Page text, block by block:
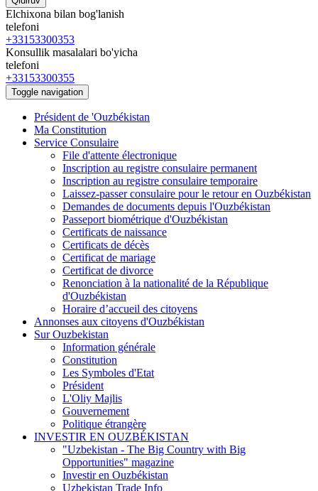
Elchixona bilan bog'lanish
telefoni
+33153300353
Konsullik masalalari bo'yicha
telefoni
+33153300355
Toggle navigation
Président de 'Ouzbékistan
Ma Constitution
Service Consulaire
File d'attente électronique
Inscription au registre consulaire permanent
Inscription au registre consulaire temporaire
Laissez-passer consulaire pour le retour en Ouzbékistan
Demandes de documents depuis l'Ouzbékistan
Passeport biométrique d'Ouzbékistan
Certificats de naissance
Certificats de décès
Certificat de mariage
Certificat de divorce
Renonciation à la nationalité de la République
d'Ouzbékistan
Horaire d’accueil des citoyens
Annonses aux citoyens d'Ouzbékistan
Sur Ouzbekistan
Information générale
Constitution
Les Symboles d'Etat
Président
L'Oliy Majlis
Gouvernement
Politique étrangère
INVESTIR EN OUZBÉKISTAN
"Uzbekistan - The Big Country with Big
Opportunities" magazine
Investir en Ouzbékistan
Uzbekistan Trade Info